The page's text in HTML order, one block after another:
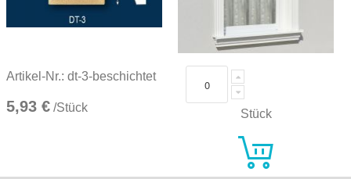
Artikel-Nr.: dt-3-beschichtet
5,93 € /Stück Stück